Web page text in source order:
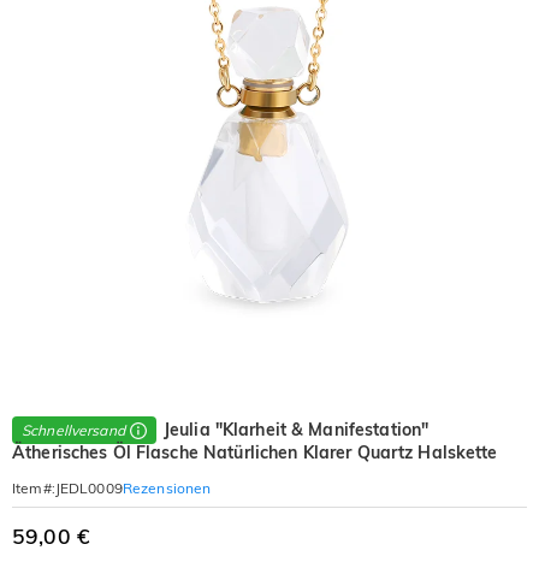
Schnellversand
Jeulia "Klarheit & Manifestation"
Ätherisches Öl Flasche Natürlichen Klarer Quartz Halskette
Item#: JEDL0009Rezensionen
59,00 €